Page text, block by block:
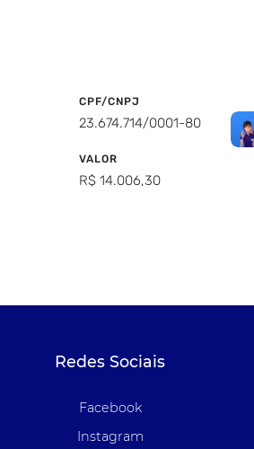
CPF/CNPJ
23.674.714/0001-80
VALOR
R$ 14.006,30
Redes Sociais
Facebook
Instagram